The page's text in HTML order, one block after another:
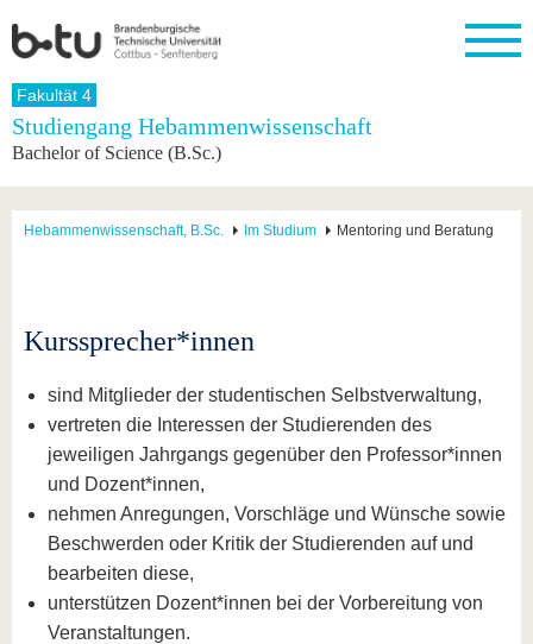
Startseite
Universität
Struktur
Partnerschaften
Strukturwandel
Forschung
Forschung
Nachwuchs
Studium
Vor dem
Nach
Studium
Profil
Mit der
Ausland
Für
internationale
Kontakt
Wissenschaftliche
Fachkräfte
Transferprojekte
Lernen
kennen
Werte
Region
Fakultät 4
Studiengang Hebammenwissenschaft
Bachelor of Science (B.Sc.)
Hebammenwissenschaft, B.Sc. Im Studium Mentoring und Beratung
Kurssprecher*innen
sind Mitglieder der studentischen Selbstverwaltung,
vertreten die Interessen der Studierenden des
jeweiligen Jahrgangs gegenüber den Professor*innen
und Dozent*innen,
nehmen Anregungen, Vorschläge und Wünsche sowie
Beschwerden oder Kritik der Studierenden auf und
bearbeiten diese,
unterstützen Dozent*innen bei der Vorbereitung von
Veranstaltungen.